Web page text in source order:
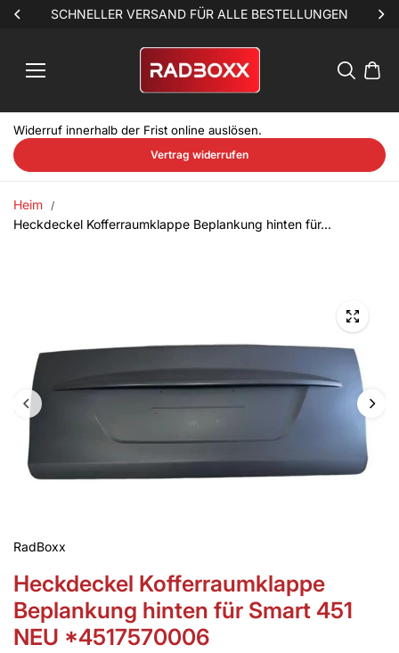
Inhalt
springe
SCHNELLER VERSAND FÜR ALLE BESTELLUNGEN
Widerruf innerhalb der Frist online auslösen.
Vertrag widerrufen
Heim
Heckdeckel Kofferraumklappe Beplankung hinten für...
RadBoxx
Heckdeckel Kofferraumklappe
Beplankung hinten für Smart 451
NEU *4517570006